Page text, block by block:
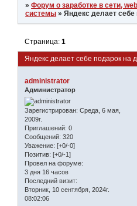
»Форум о заработке в сети,
системы »Яндекс делает
Яндекс делает себе подарок на
Страница:1
administrator
Администратор
Зарегистрирован: Среда, 6 мая,
2009г.
Приглашений: 0
Сообщений: 320
Уважение: [+0/-0]
Позитив: [+0/-1]
Провел на форуме:
3 дня 16 часов
Последний визит:
Вторник, 10 сентября, 2024г.
08:02:06